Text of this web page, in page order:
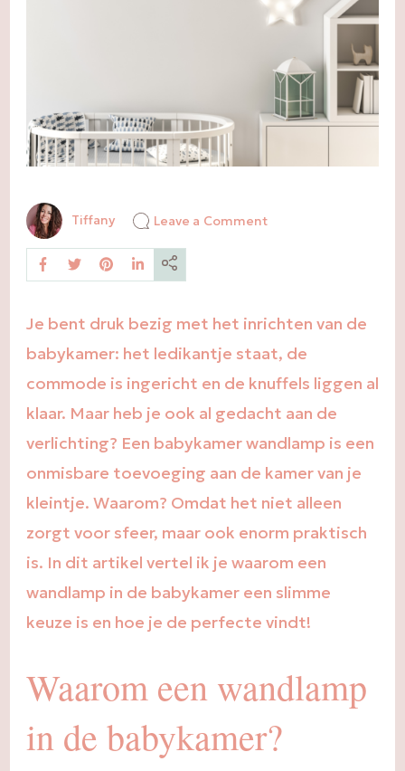
Tiffany Leave a Commenton
een
toffe
wandlamp
Je bent druk bezig met het inrichten van de
babykamer: het ledikantje staat, de
commode is ingericht en de knuffels liggen al
klaar. Maar heb je ook al gedacht aan de
verlichting? Een babykamer wandlamp is een
onmisbare toevoeging aan de kamer van je
kleintje. Waarom? Omdat het niet alleen
zorgt voor sfeer, maar ook enorm praktisch
is. In dit artikel vertel ik je waarom een
wandlamp in de babykamer een slimme
keuze is en hoe je de perfecte vindt!
Waarom een wandlamp
in de babykamer?